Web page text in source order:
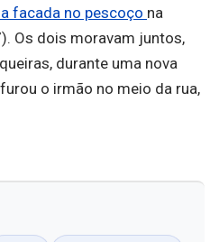
facada no pescoço na
Os dois moravam juntos,
durante uma nova
o irmão no meio da rua,